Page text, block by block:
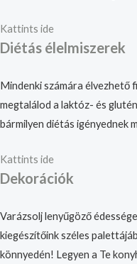
Kattints ide
Diétás élelmiszerek
Mindenki számára élvezhető
megtalálod a laktóz- és
bármilyen diétás igényednek
Kattints ide
Dekorációk
Varázsolj lenyűgöző
kiegészítőink széles
könnyedén! Legyen a Te